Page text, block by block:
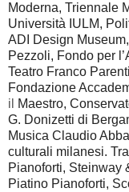
Moderna, Triennale
Università IULM,
ADI Design
Pezzoli, Fondo per
Teatro Franco
Fondazione
il
Maestro,
G. Donizetti di
Musica Claudio
culturali milanesi.
Pianoforti, Steinway
Piatino Pianoforti,